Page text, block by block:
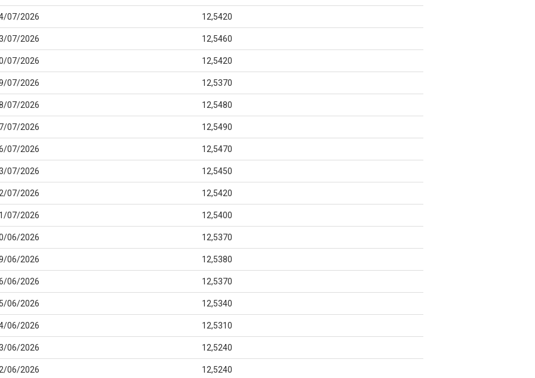
07/2026 12,5420
07/2026 12,5460
07/2026 12,5420
07/2026 12,5370
07/2026 12,5480
07/2026 12,5490
07/2026 12,5470
07/2026 12,5450
07/2026 12,5420
07/2026 12,5400
06/2026 12,5370
06/2026 12,5380
06/2026 12,5370
06/2026 12,5340
06/2026 12,5310
06/2026 12,5240
06/2026 12,5240